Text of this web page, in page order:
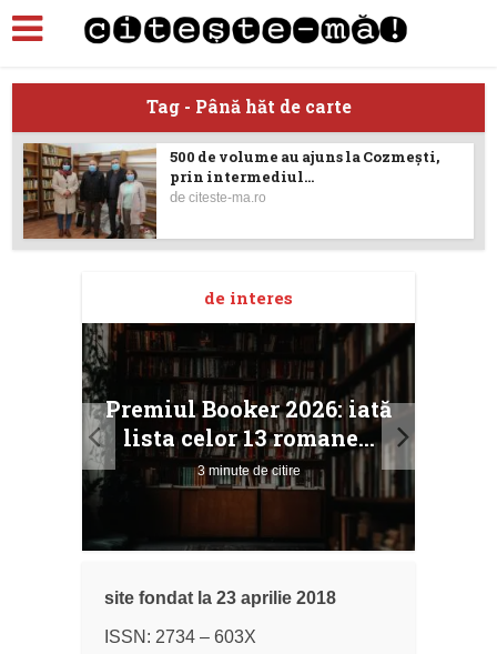
Tag - Până hăt de carte
500 de volume au ajuns la Cozmești,
prin intermediul...
deciteste-ma.ro
de interes
Premiul Booker 2026: iată
lista celor 13 romane...
3 minute de citire
site fondat la 23 aprilie 2018
ISSN: 2734 – 603X